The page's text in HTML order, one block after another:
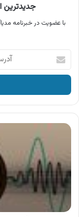
جدیدترین
با عضویت در خبرنامه
آدرس
ایمیل
خود
وارد
کنید
آگهی
و
پنجره
UPVC
هافمن